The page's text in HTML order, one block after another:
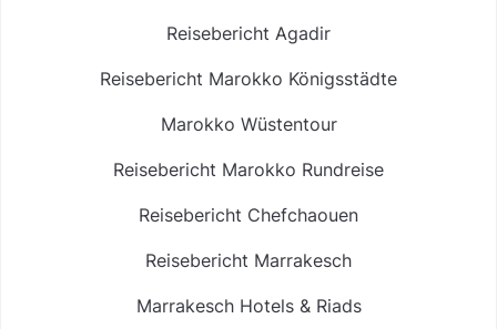
Reisebericht Agadir
Reisebericht Marokko Königsstädte
Marokko Wüstentour
Reisebericht Marokko Rundreise
Reisebericht Chefchaouen
Reisebericht Marrakesch
Marrakesch Hotels & Riads